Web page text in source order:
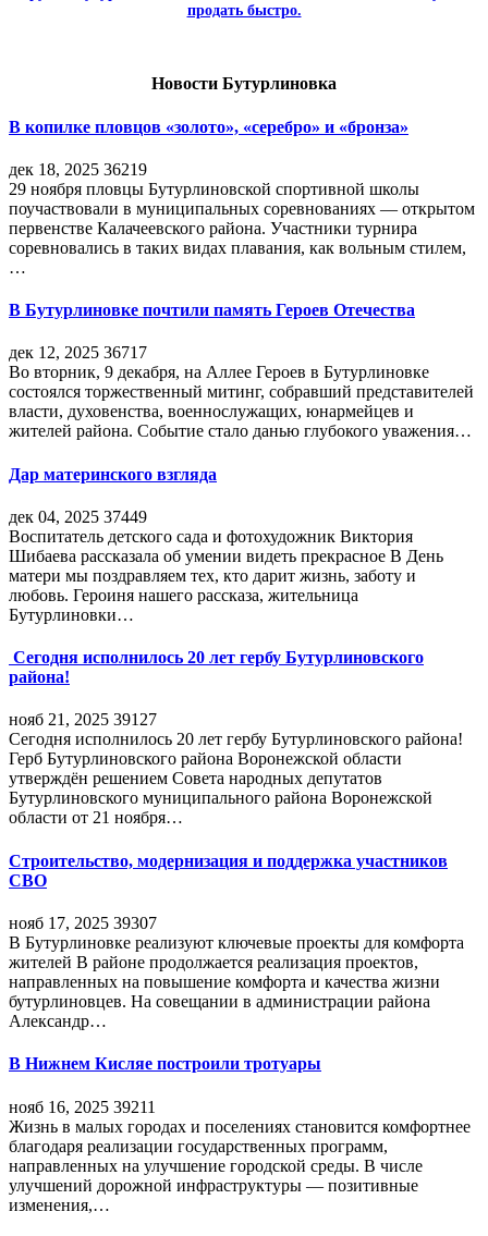
продать быстро.
Новости Бутурлиновка
В копилке пловцов «золото», «серебро» и «бронза»
дек 18, 2025 36219
29 ноября пловцы Бутурлиновской спортивной школы
поучаствовали в муниципальных соревнованиях — открытом
первенстве Калачеевского района. Участники турнира
соревновались в таких видах плавания, как вольным стилем,
…
В Бутурлиновке почтили память Героев Отечества
дек 12, 2025 36717
Во вторник, 9 декабря, на Аллее Героев в Бутурлиновке
состоялся торжественный митинг, собравший представителей
власти, духовенства, военнослужащих, юнармейцев и
жителей района. Событие стало данью глубокого уважения…
Дар материнского взгляда
дек 04, 2025 37449
Воспитатель детского сада и фотохудожник Виктория
Шибаева рассказала об умении видеть прекрасное В День
матери мы поздравляем тех, кто дарит жизнь, заботу и
любовь. Героиня нашего рассказа, жительница
Бутурлиновки…
Сегодня исполнилось 20 лет гербу Бутурлиновского
района!
нояб 21, 2025 39127
Сегодня исполнилось 20 лет гербу Бутурлиновского района!
Герб Бутурлиновского района Воронежской области
утверждён решением Совета народных депутатов
Бутурлиновского муниципального района Воронежской
области от 21 ноября…
Строительство, модернизация и поддержка участников
СВО
нояб 17, 2025 39307
В Бутурлиновке реализуют ключевые проекты для комфорта
жителей В районе продолжается реализация проектов,
направленных на повышение комфорта и качества жизни
бутурлиновцев. На совещании в администрации района
Александр…
В Нижнем Кисляе построили тротуары
нояб 16, 2025 39211
Жизнь в малых городах и поселениях становится комфортнее
благодаря реализации государственных программ,
направленных на улучшение городской среды. В числе
улучшений дорожной инфраструктуры — позитивные
изменения,…